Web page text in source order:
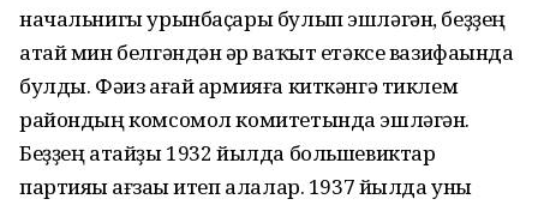
начальнигы урынбаҫары булып эшләгән, беҙҙең
атай мин белгәндән һәр ваҡыт етәксе вазифаһында
булды. Фәиз ағай армияға киткәнгә тиклем
райондың комсомол комитетында эшләгән.
Беҙҙең атайҙы 1932 йылда большевиктар
партияһы ағзаһы итеп алалар. 1937 йылда уны